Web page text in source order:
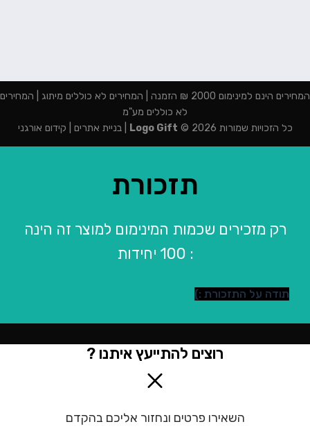
המחירים הינם למינימום 2000 ₪ הזמנה | המחירים לא כוללים מיתוג | המחירים
לא כוללים מע"מ
כל הזכויות שמורות 2026 ©
Logo Gift
|בניית אתרים קידום אורגני
תזכורת
רק מזכירים שכמות המינימום למוצר זה הינה
: 100 יחידות
תודה על התזכורת :)
רוצים להתייעץ איתנו ?
השאירו פרטים ונחזור אליכם בהקדם